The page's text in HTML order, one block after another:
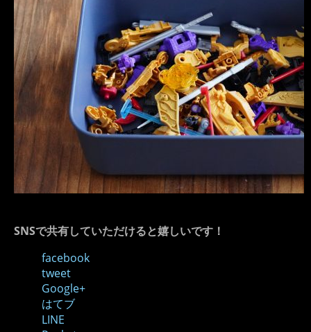
SNSで共有していただけると嬉しいです！
facebook
tweet
Google+
はてブ
LINE